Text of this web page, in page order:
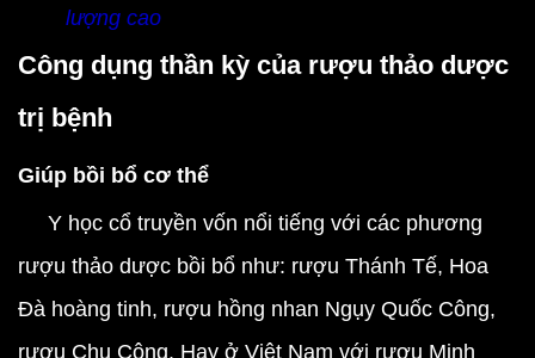
lượng cao
Công dụng thần kỳ của rượu thảo dược
trị bệnh
Giúp bồi bổ cơ thể
Y học cổ truyền vốn nổi tiếng với các phương
rượu thảo dược bồi bổ như: rượu Thánh Tế, Hoa
Đà hoàng tinh, rượu hồng nhan Ngụy Quốc Công,
rượu Chu Công. Hay ở Việt Nam với rượu Minh